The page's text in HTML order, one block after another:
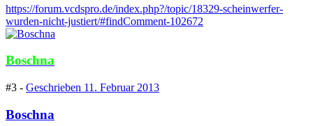
https://forum.vcdspro.de/index.php?/topic/18329-scheinwerfer-
wurden-nicht-justiert/#findComment-102672
Boschna
#3 - Geschrieben 11. Februar 2013
Boschna